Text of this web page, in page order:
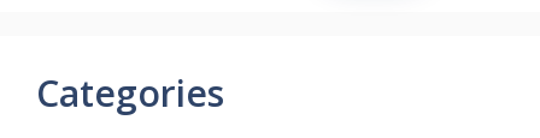
Categories